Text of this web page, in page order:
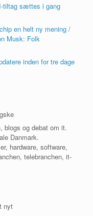
tiltag sættes i gang
en helt ny mening /
Musk: Folk
inden for tre dage
blogs og debat om it.
Danmark.
hardware, software,
telebranchen, it-
nyt